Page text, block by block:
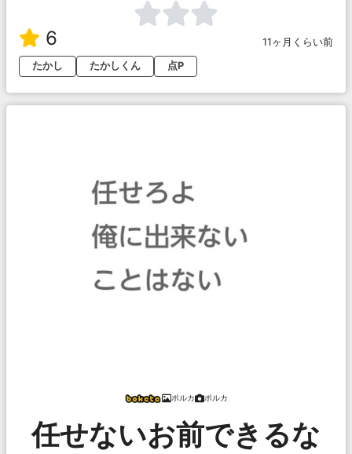
6
11ヶ月くらい前
たかし
たかしくん 点P
ポルカ ポルカ
任せないお前できるな